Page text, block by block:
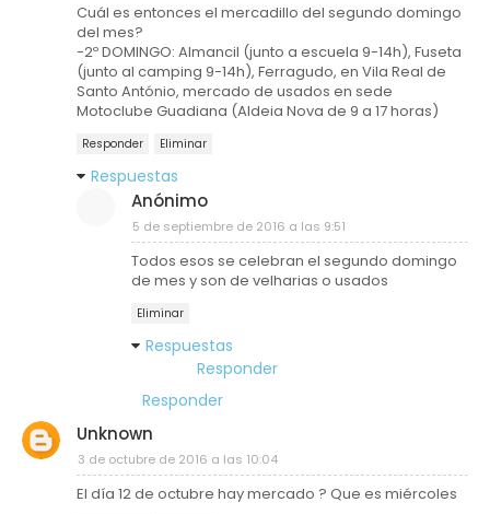
Cuál es entonces el mercadillo del segundo domingo
del mes?
-2º DOMINGO: Almancil (junto a escuela 9-14h), Fuseta
(junto al camping 9-14h), Ferragudo, en Vila Real de
Santo António, mercado de usados en sede
Motoclube Guadiana (Aldeia Nova de 9 a 17 horas)
Responder Eliminar
Respuestas
Anónimo
5 de septiembre de 2016 a las 9:51
Todos esos se celebran el segundo domingo
de mes y son de velharias o usados
Eliminar
Respuestas
Responder
Responder
Unknown
3 de octubre de 2016 a las 10:04
El día 12 de octubre hay mercado ? Que es miércoles